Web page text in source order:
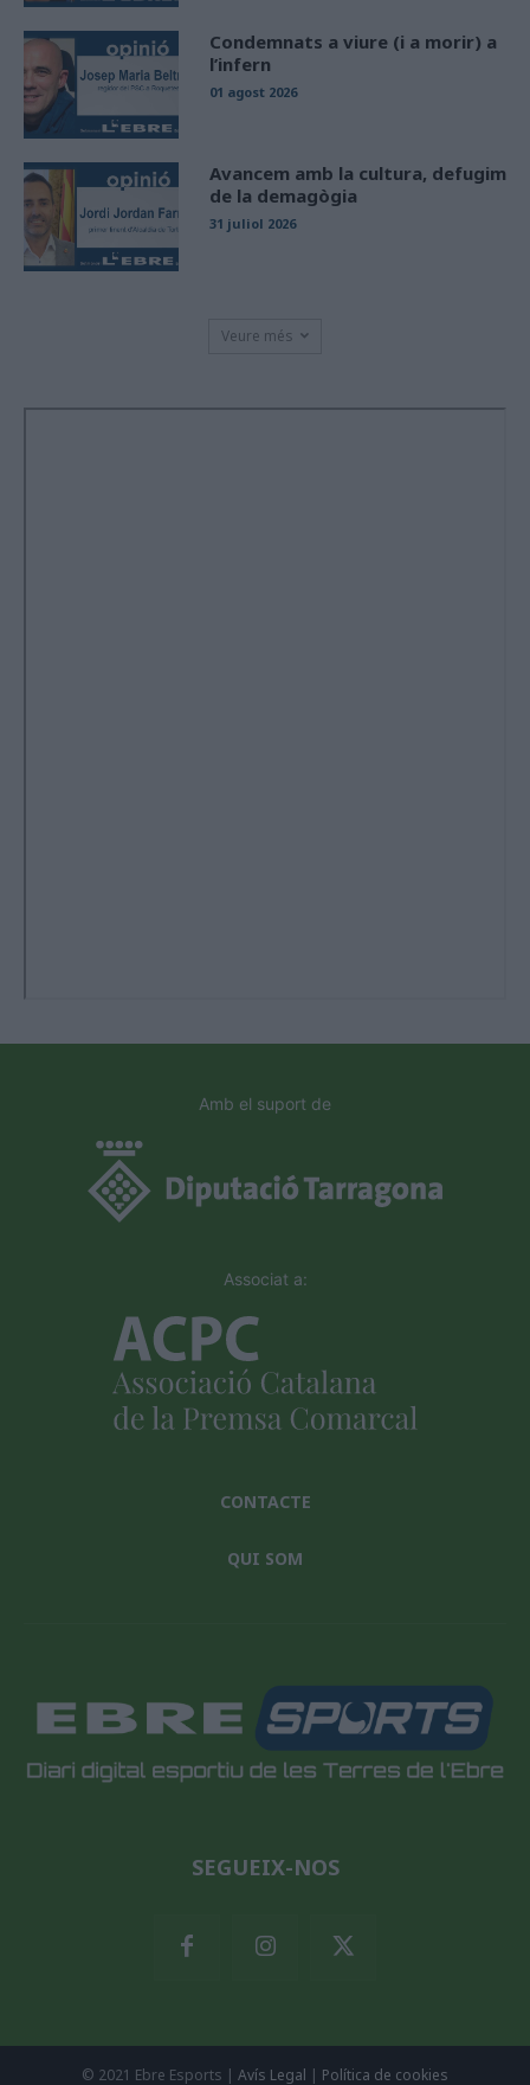
Condemnats a viure (i a morir) a
l’infern
01 agost 2026
Avancem amb la cultura, defugim
de la demagògia
31 juliol 2026
Veure més
Amb el suport de
Associat a:
CONTACTE
QUI SOM
SEGUEIX-NOS
© 2021 Ebre Esports | Avís Legal | Política de cookies